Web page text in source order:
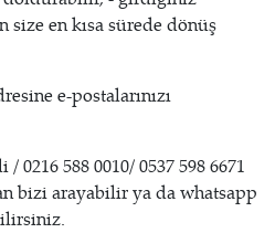
en kısa sürede dönüş
e-postalarınızı
/ 0216 588 0010/ 0537 598 6671
bizi arayabilir ya da whatsapp